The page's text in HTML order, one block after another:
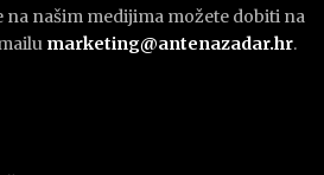
na našim medijima možete dobiti na
marketing@antenazadar.hr.